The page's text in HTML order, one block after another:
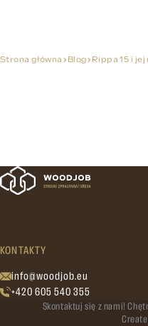
Strona główna Blog Rippa 15 i
KONTAKTY
info@woodjob.eu
+420 605 540 355
Skontaktuj się z nami!